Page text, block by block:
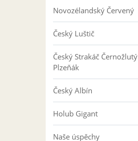
Novozélandský Červený
Český Luštič
Český Strakáč Černožlutý
Plzeňák
Český Albín
Holub Gigant
Naše úspěchy